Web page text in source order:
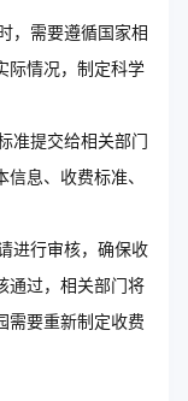
，需要遵循国家相
际情况，制定科学
准提交给相关部门
息、收费标准、
进行审核，确保收
通过，相关部门将
需要重新制定收费